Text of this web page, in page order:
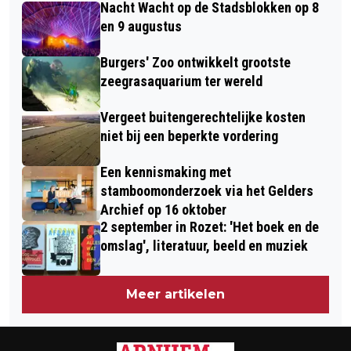
GANG
AAN HUIS BEZORGEN
Nacht Wacht op de Stadsblokken op 8
en 9 augustus
Burgers' Zoo ontwikkelt grootste
zeegrasaquarium ter wereld
Vergeet buitengerechtelijke kosten
niet bij een beperkte vordering
Een kennismaking met
stamboomonderzoek via het Gelders
Archief op 16 oktober
2 september in Rozet: 'Het boek en de
omslag', literatuur, beeld en muziek
Meer artikelen